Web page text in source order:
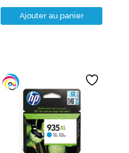
de
HP_933XLM
Ajouter au panier